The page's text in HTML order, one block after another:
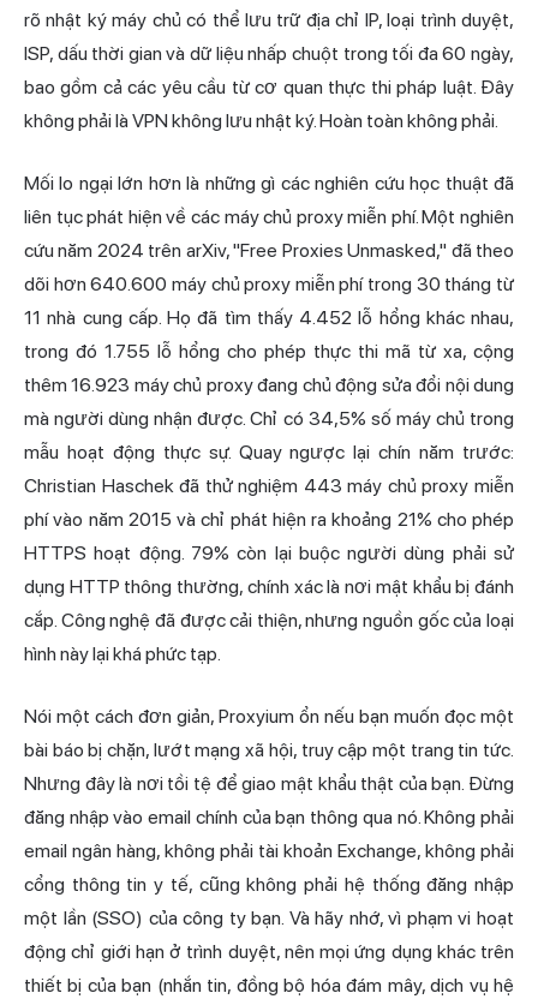
rõ nhật ký máy chủ có thể lưu trữ địa chỉ IP, loại trình duyệt,
ISP, dấu thời gian và dữ liệu nhấp chuột trong tối đa 60 ngày,
bao gồm cả các yêu cầu từ cơ quan thực thi pháp luật. Đây
không phải là VPN không lưu nhật ký. Hoàn toàn không phải.
Mối lo ngại lớn hơn là những gì các nghiên cứu học thuật đã
liên tục phát hiện về các máy chủ proxy miễn phí. Một nghiên
cứu năm 2024 trên arXiv, "Free Proxies Unmasked," đã theo
dõi hơn 640.600 máy chủ proxy miễn phí trong 30 tháng từ
11 nhà cung cấp. Họ đã tìm thấy 4.452 lỗ hổng khác nhau,
trong đó 1.755 lỗ hổng cho phép thực thi mã từ xa, cộng
thêm 16.923 máy chủ proxy đang chủ động sửa đổi nội dung
mà người dùng nhận được. Chỉ có 34,5% số máy chủ trong
mẫu hoạt động thực sự. Quay ngược lại chín năm trước:
Christian Haschek đã thử nghiệm 443 máy chủ proxy miễn
phí vào năm 2015 và chỉ phát hiện ra khoảng 21% cho phép
HTTPS hoạt động. 79% còn lại buộc người dùng phải sử
dụng HTTP thông thường, chính xác là nơi mật khẩu bị đánh
cắp. Công nghệ đã được cải thiện, nhưng nguồn gốc của loại
hình này lại khá phức tạp.
Nói một cách đơn giản, Proxyium ổn nếu bạn muốn đọc một
bài báo bị chặn, lướt mạng xã hội, truy cập một trang tin tức.
Nhưng đây là nơi tồi tệ để giao mật khẩu thật của bạn. Đừng
đăng nhập vào email chính của bạn thông qua nó. Không phải
email ngân hàng, không phải tài khoản Exchange, không phải
cổng thông tin y tế, cũng không phải hệ thống đăng nhập
một lần (SSO) của công ty bạn. Và hãy nhớ, vì phạm vi hoạt
động chỉ giới hạn ở trình duyệt, nên mọi ứng dụng khác trên
thiết bị của bạn (nhắn tin, đồng bộ hóa đám mây, dịch vụ hệ